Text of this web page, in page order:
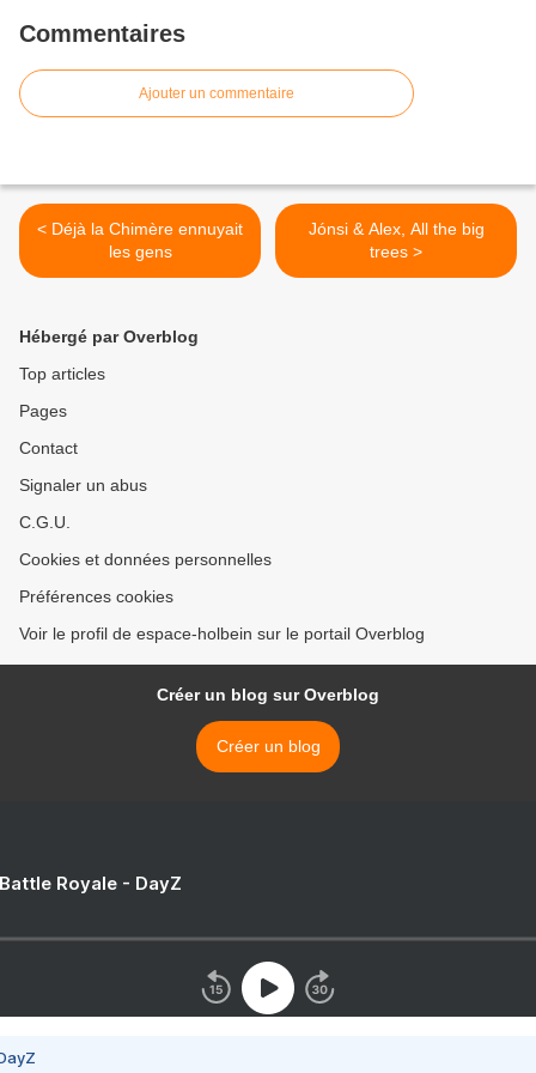
Commentaires
Ajouter un commentaire
< Déjà la Chimère ennuyait
les gens
Jónsi & Alex, All the big
trees >
Hébergé par Overblog
Top articles
Pages
Contact
Signaler un abus
C.G.U.
Cookies et données personnelles
Préférences cookies
Voir le profil de espace-holbein sur le portail Overblog
Créer un blog sur Overblog
Créer un blog
Royale - DayZ